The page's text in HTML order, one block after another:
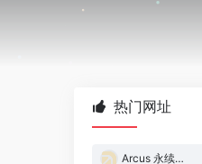
热门网址
Arcus 永续合约交易所